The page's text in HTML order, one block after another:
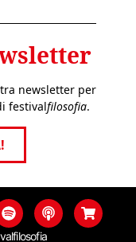
newsletter per
festivalfilosofia.